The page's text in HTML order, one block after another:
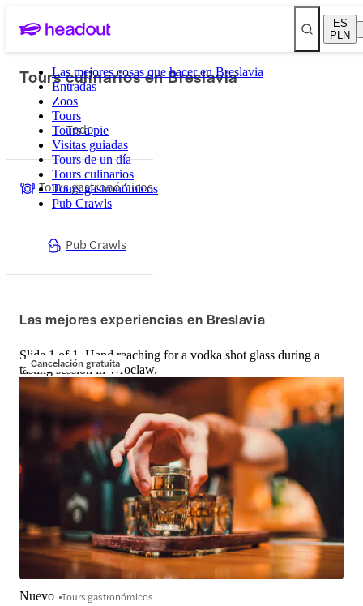
ES
PLN
Las mejores cosas que hacer en Breslavia
Entradas
Zoos
Tours
Tours a pie
Visitas guiadas
Tours de un día
Tours culinarios
Tours gastronómicos
Pub Crawls
Tours culinarios en Breslavia
Todo
Tours gastronómicos
Pub Crawls
Las mejores experiencias en Breslavia
Cancelación gratuita
Slide 1 of 1, Hand reaching for a vodka shot glass during a
tasting session in Wroclaw.
Nuevo Tours gastronómicos